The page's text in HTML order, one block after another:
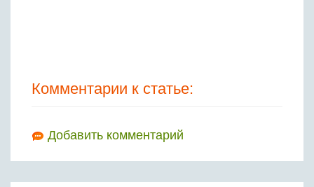
Комментарии к статье:
Добавить комментарий